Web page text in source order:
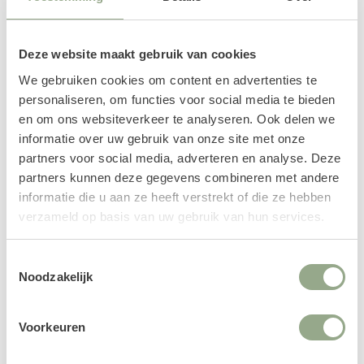
Deze website maakt gebruik van cookies
We gebruiken cookies om content en advertenties te
personaliseren, om functies voor social media te bieden
en om ons websiteverkeer te analyseren. Ook delen we
informatie over uw gebruik van onze site met onze
partners voor social media, adverteren en analyse. Deze
partners kunnen deze gegevens combineren met andere
informatie die u aan ze heeft verstrekt of die ze hebben
verzameld op basis van uw gebruik van hun services.
Noodzakelijk
Voorkeuren
Ficonstone pot Harith lichtgrijs
(53,5 x 48 cm)
Ficonstone pot Fleuri travertin
(46 x 46 cm)